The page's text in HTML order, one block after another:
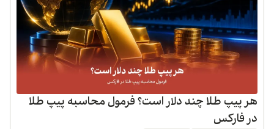
هر پیپ طلا چند دلار است؟ فرمول محاسبه پیپ طلا
در فارکس